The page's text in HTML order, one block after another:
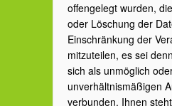
offengelegt wurden,
oder Löschung der
Einschränkung der
mitzuteilen, es sei
sich als unmöglich
unverhältnismäßigen
verbunden. Ihnen